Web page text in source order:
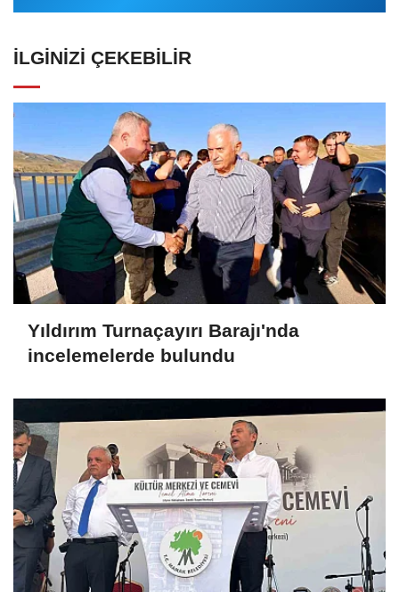
İLGINIZI ÇEKEBILIR
Yıldırım Turnaçayırı Barajı'nda
incelemelerde bulundu